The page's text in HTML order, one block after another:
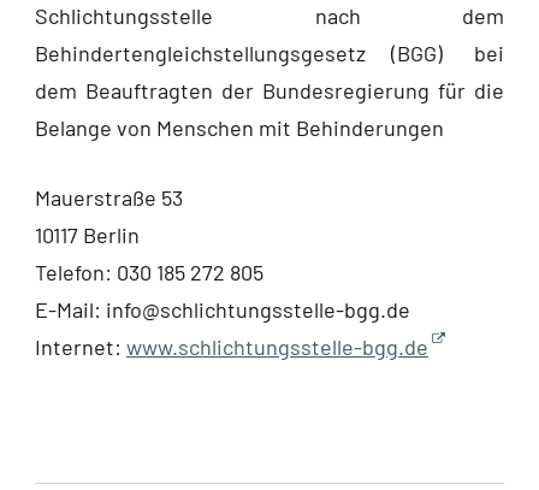
Schlichtungsstelle nach dem
Behindertengleichstellungsgesetz (BGG)
bei
dem Beauftragten der Bundesregierung für die
Belange von Menschen mit Behinderungen
Mauerstraße 53
10117 Berlin
Telefon: 030 185 272 805
E-Mail: info@schlichtungsstelle-bgg.de
Internet: www.schlichtungsstelle-bgg.de